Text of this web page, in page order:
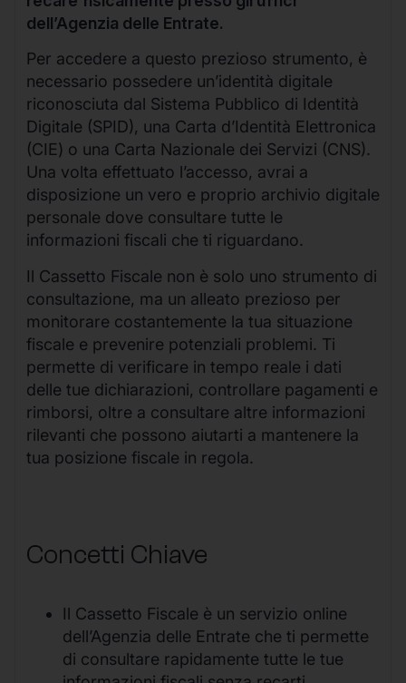
dell’Agenzia delle Entrate.
Per accedere a questo prezioso strumento, è
necessario possedere un’identità digitale
riconosciuta dal Sistema Pubblico di Identità
Digitale (SPID), una Carta d’Identità Elettronica
(CIE) o una Carta Nazionale dei Servizi (CNS).
Una volta effettuato l’accesso, avrai a
disposizione un vero e proprio archivio digitale
personale dove consultare tutte le
informazioni fiscali che ti riguardano.
Il Cassetto Fiscale non è solo uno strumento di
consultazione, ma un alleato prezioso per
monitorare costantemente la tua situazione
fiscale e prevenire potenziali problemi. Ti
permette di verificare in tempo reale i dati
delle tue dichiarazioni, controllare pagamenti e
rimborsi, oltre a consultare altre informazioni
rilevanti che possono aiutarti a mantenere la
tua posizione fiscale in regola.
Concetti Chiave
Il Cassetto Fiscale è un servizio online
dell’Agenzia delle Entrate che ti permette
di consultare rapidamente tutte le tue